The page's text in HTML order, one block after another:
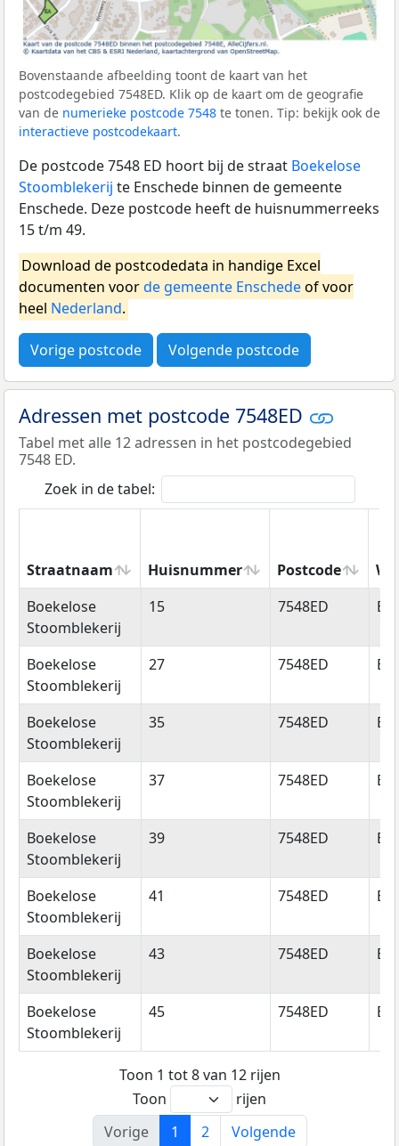
Bovenstaande afbeelding toont de kaart van het
postcodegebied 7548ED. Klik op de kaart om de geografie
van de numerieke postcode 7548 te tonen. Tip: bekijk ook de
interactieve postcodekaart.
De postcode 7548 ED hoort bij de straat Boekelose
Stoomblekerij te Enschede binnen de gemeente
Enschede. Deze postcode heeft de huisnummerreeks
15 t/m 49.
Download de postcodedata in handige Excel
documenten voorde gemeente Enschedeof voor
heel Nederland.
Vorige postcode Volgende postcode
Adressen met postcode 7548ED
Tabel met alle 12 adressen in het postcodegebied
7548 ED.
Zoek in de tabel:
Straatnaam Huisnummer Postcode
Straatnaam
Huisnummer Postcode
Boekelose
Stoomblekerij
15 7548ED
Boekelose
Stoomblekerij
27 7548ED
Boekelose
Stoomblekerij
35 7548ED
Boekelose
Stoomblekerij
37 7548ED
Boekelose
Stoomblekerij
39 7548ED
Boekelose
Stoomblekerij
41 7548ED
Boekelose
Stoomblekerij
43 7548ED
Boekelose
Stoomblekerij
45 7548ED
Toon 1 tot 8 van 12 rijen
Toon
rijen
Vorige
1 2 Volgende